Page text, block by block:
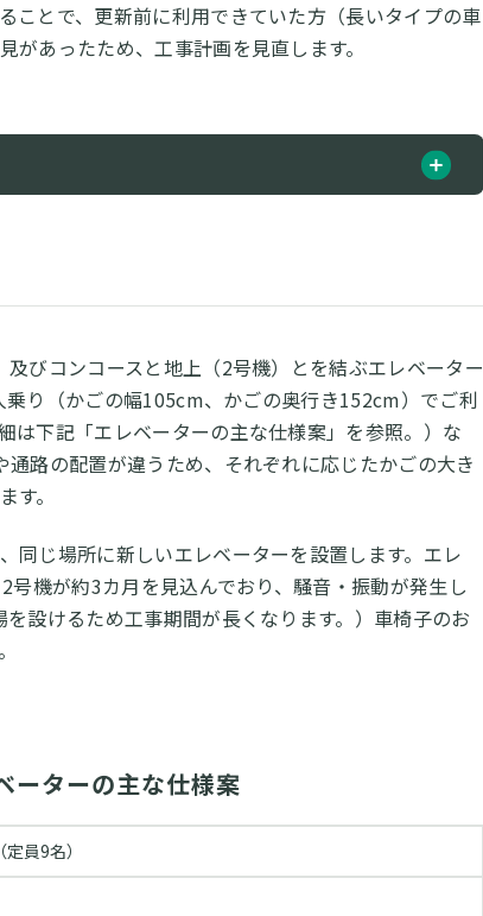
ことで、更新前に利用できていた方（長いタイプの車
があったため、工事計画を見直します。
びコンコースと地上（2号機）とを結ぶエレベーター
り（かごの幅105cm、かごの奥行き152cm）でご利
は下記「エレベーターの主な仕様案」を参照。）な
路の配置が違うため、それぞれに応じたかごの大き
。
同じ場所に新しいエレベーターを設置します。エレ
機が約3カ⽉を⾒込んでおり、騒⾳・振動が発⽣し
設けるため工事期間が長くなります。）⾞椅⼦のお
ーターの主な仕様案
員9名）